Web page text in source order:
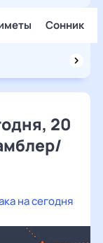
Сонник
20
на сегодня